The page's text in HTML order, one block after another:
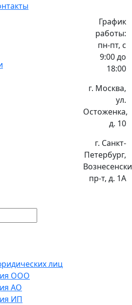
График
работы:
пн-пт, с
9:00 до
18:00
г. Москва,
ул.
Остоженка,
д. 10
г. Санкт-
Петербург,
пр-т, д. 1А
лиц
ООО
АО
ИП